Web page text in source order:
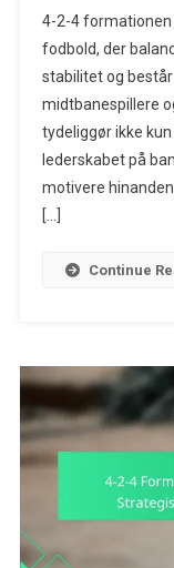
4-2-4
fodbold, der
stabilitet og
midtbanespillere
tydeliggør ikke
lederskabet på
motivere
[…]
Continue